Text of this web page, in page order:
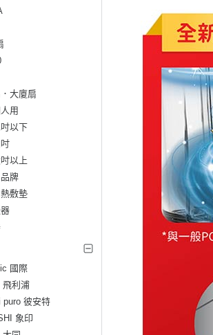
大廈扇
用
以下
以上
牌
敷墊
國際
飛利浦
puro 彼安特
象印